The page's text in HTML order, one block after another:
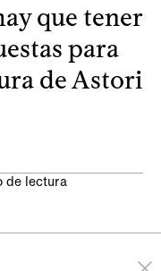
que tener
para
de Astori
de lectura